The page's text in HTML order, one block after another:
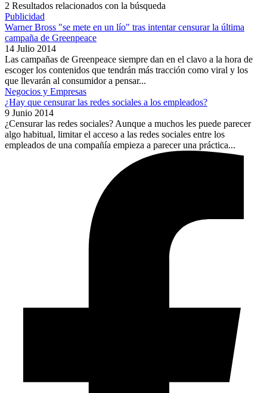
2 Resultados relacionados con la búsqueda
Publicidad
Warner Bross "se mete en un lío" tras intentar censurar la última
campaña de Greenpeace
14 Julio 2014
Las campañas de Greenpeace siempre dan en el clavo a la hora de
escoger los contenidos que tendrán más tracción como viral y los
que llevarán al consumidor a pensar...
Negocios y Empresas
¿Hay que censurar las redes sociales a los empleados?
9 Junio 2014
¿Censurar las redes sociales? Aunque a muchos les puede parecer
algo habitual, limitar el acceso a las redes sociales entre los
empleados de una compañía empieza a parecer una práctica...